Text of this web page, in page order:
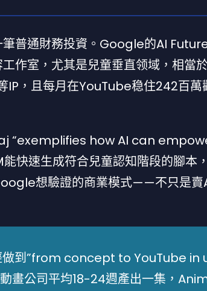
普通財務投資。Google的AI
作室，尤其是兒童垂直领域，相當
，且每月在YouTube稳住242百
“exemplifies how AI can
快速生成符合兒童認知階段的腳本
想驗證的商業模式——不只是賣
到”from concept to YouTube in
畫公司平均18-24週產出一集，